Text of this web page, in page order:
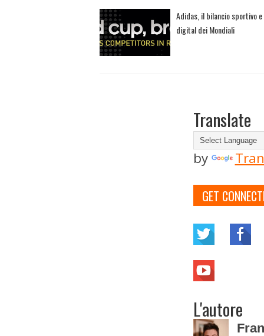
Adidas, il bilancio sportivo e
digital dei Mondiali
Translate
by
GET
L'autore